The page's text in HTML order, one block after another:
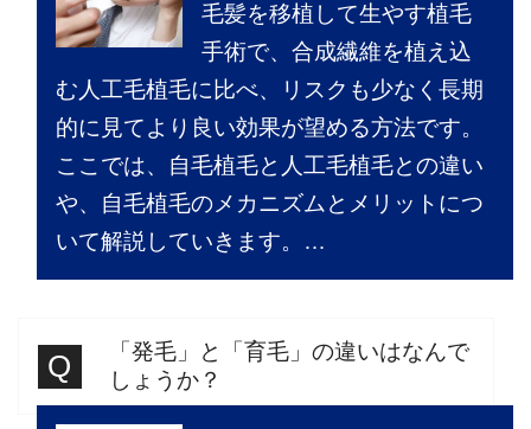
毛髪を移植して生やす植毛
手術で、合成繊維を植え込
む人工毛植毛に比べ、リスクも少なく長期
的に見てより良い効果が望める方法です。
ここでは、自毛植毛と人工毛植毛との違い
や、自毛植毛のメカニズムとメリットにつ
いて解説していきます。…
「発毛」と「育毛」の違いはなんで
しょうか？